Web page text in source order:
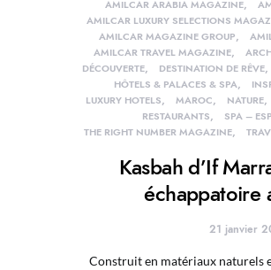
AMILCAR ARABIA MAGAZINE
AMILCAR LUXURY SELECTIONS
AMILCAR MAGAZINE GROUP
AMILCAR TRAVEL MAGAZINE
DÉCOUVERTE
DESTINATION DE RÊVE
HÔTELS & PALACES & SPA
LUXURY HOTELS
MAROC NATURE
RESTAURANTS
SPA –
THE RIGHT NUMBER MAGAZINE
Kasbah d’If
échappatoire
21 janvier
Construit en matériaux naturels